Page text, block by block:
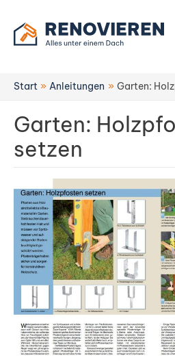
Inhalt
springen
Start Anleitungen Garten:
Garten:
setzen